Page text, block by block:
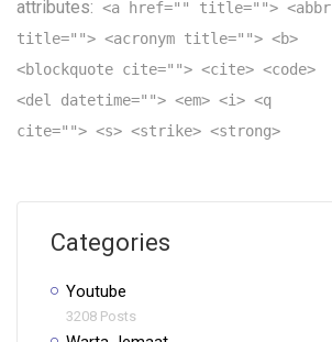
attributes: <a href="" title=""> <abbr
title=""> <acronym title=""> <b>
<blockquote cite=""> <cite> <code>
<del datetime=""> <em> <i> <q
cite=""> <s> <strike> <strong>
Categories
Youtube
3208 Posts